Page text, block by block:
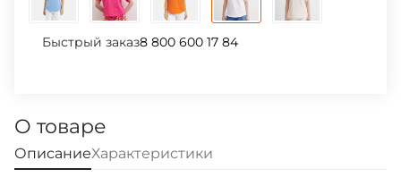
Быстрый заказ8 800 600 17 84
О товаре
ОписаниеХарактеристики